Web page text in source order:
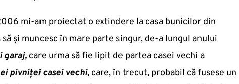
mi-am proiectat o extindere la casa bunicilor din
şi muncesc în mare parte singur, de-a lungul anului
garaj, care urma să fie lipit de partea casei vechi a
pivniței casei vechi, care, în trecut, probabil că fusese un